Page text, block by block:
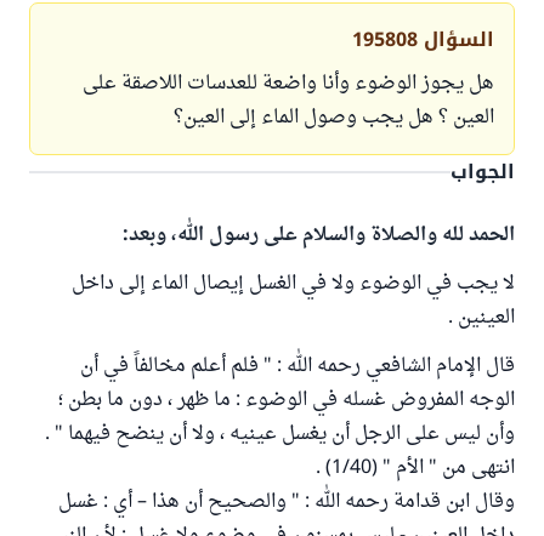
السؤال 195808
هل يجوز الوضوء وأنا واضعة للعدسات اللاصقة على
العين ؟ هل يجب وصول الماء إلى العين؟
الجواب
الحمد لله والصلاة والسلام على رسول الله، وبعد:
لا يجب في الوضوء ولا في الغسل إيصال الماء إلى داخل
العينين .
قال الإمام الشافعي رحمه الله : " فلم أعلم مخالفاً في أن
الوجه المفروض غسله في الوضوء : ما ظهر ، دون ما بطن ؛
وأن ليس على الرجل أن يغسل عينيه ، ولا أن ينضح فيهما " .
انتهى من " الأم " (1/40) .
وقال ابن قدامة رحمه الله : " والصحيح أن هذا – أي : غسل